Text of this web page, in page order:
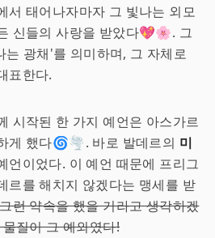
서 태어나자마자 그 빛나는 외모
신들의 사랑을 받았다💖🌸. 그
광채'를 의미하며, 그 자체로
표한다.
시작된 한 가지 예언은 아스가르
게 했다🌀🌪. 바로 발데르의 미
언이었다. 이 예언 때문에 프리그
르를 해치지 않겠다는 맹세를 받
런 약속을 했을 거라고 생각하겠
질이 그 예외였다!